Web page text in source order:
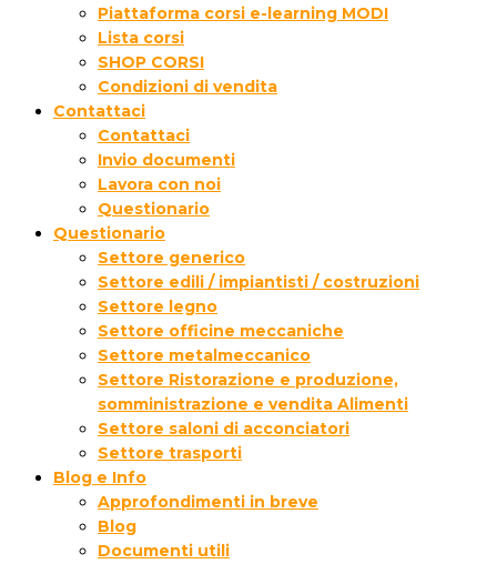
Piattaforma corsi e-learning MODI
Lista corsi
SHOP CORSI
Condizioni di vendita
Contattaci
Contattaci
Invio documenti
Lavora con noi
Questionario
Questionario
Settore generico
Settore edili / impiantisti / costruzioni
Settore legno
Settore officine meccaniche
Settore metalmeccanico
Settore Ristorazione e produzione,
somministrazione e vendita Alimenti
Settore saloni di acconciatori
Settore trasporti
Blog e Info
Approfondimenti in breve
Blog
Documenti utili